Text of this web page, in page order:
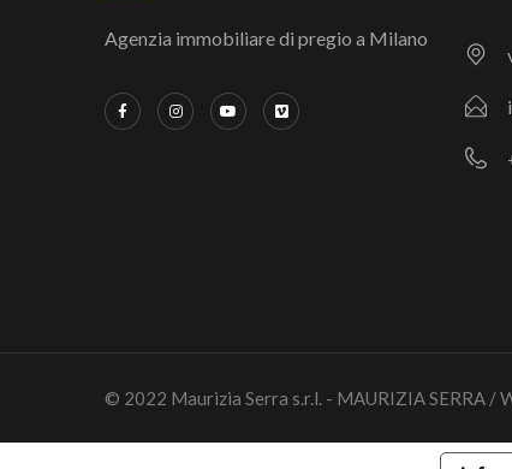
Agenzia immobiliare di pregio a Milano
© 2022 Maurizia Serra s.r.l. - MAURIZIA SERRA /